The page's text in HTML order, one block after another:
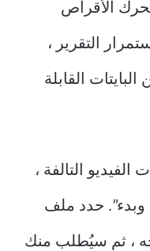
الأقراص
التقرير ،
القابلة
التالفة ،
وبدء”. حدد ملف
، ثم سيُطلب منك